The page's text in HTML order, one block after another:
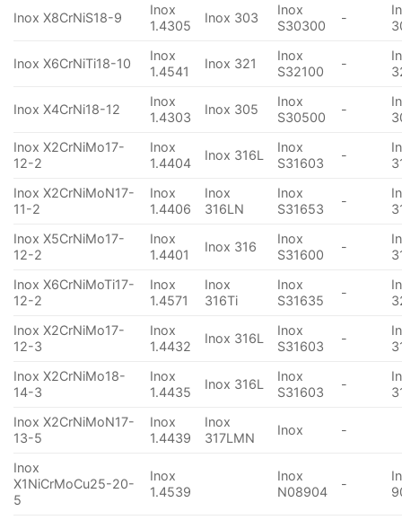
Inox X8CrNiS18-9
Inox
1.4305
Inox 303
Inox
S30300
-
Inox X6CrNiTi18-10
Inox
1.4541
Inox 321
Inox
S32100
-
Inox X4CrNi18-12
Inox
1.4303
Inox 305
Inox
S30500
-
Inox X2CrNiMo17-
12-2
Inox
1.4404
Inox 316L
Inox
S31603
-
Inox X2CrNiMoN17-
11-2
Inox
1.4406
Inox
316LN
Inox
S31653
-
Inox X5CrNiMo17-
12-2
Inox
1.4401
Inox 316
Inox
S31600
-
Inox X6CrNiMoTi17-
12-2
Inox
1.4571
Inox
316Ti
Inox
S31635
-
Inox X2CrNiMo17-
12-3
Inox
1.4432
Inox 316L
Inox
S31603
-
Inox X2CrNiMo18-
14-3
Inox
1.4435
Inox 316L
Inox
S31603
-
Inox X2CrNiMoN17-
13-5
Inox
1.4439
Inox
317LMN
Inox -
Inox
X1NiCrMoCu25-20-
5
Inox
1.4539
Inox
N08904
-